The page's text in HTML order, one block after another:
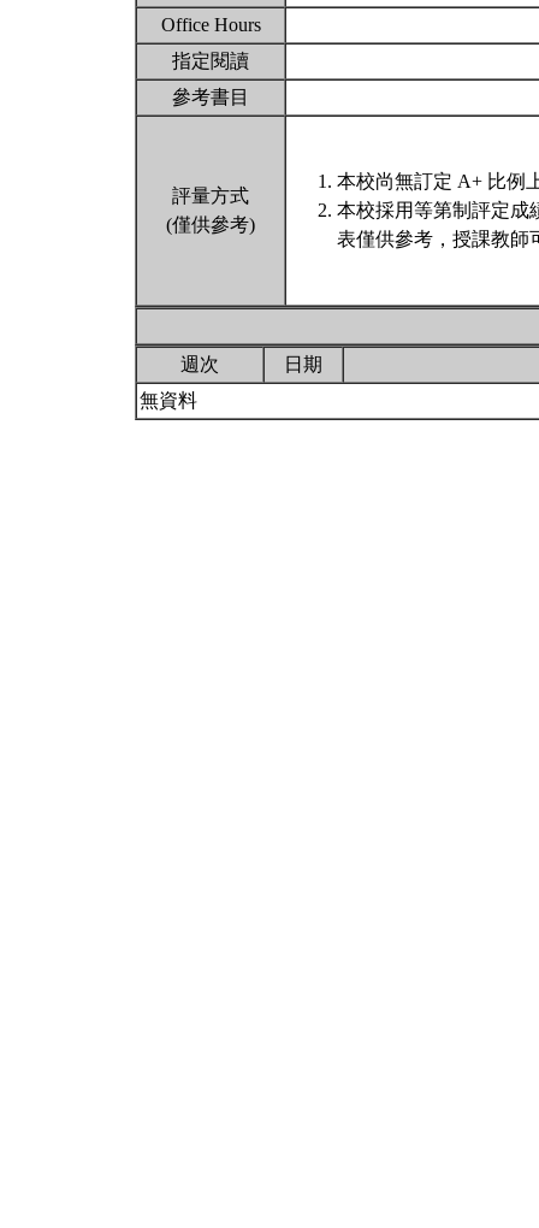
Office Hours
指定閱讀
參考書目
評量方式
(僅供參考)
本校尚無訂定 A+ 比例
本校採用等第制評定成
表僅供參考，授課教師
週次
日期
無資料